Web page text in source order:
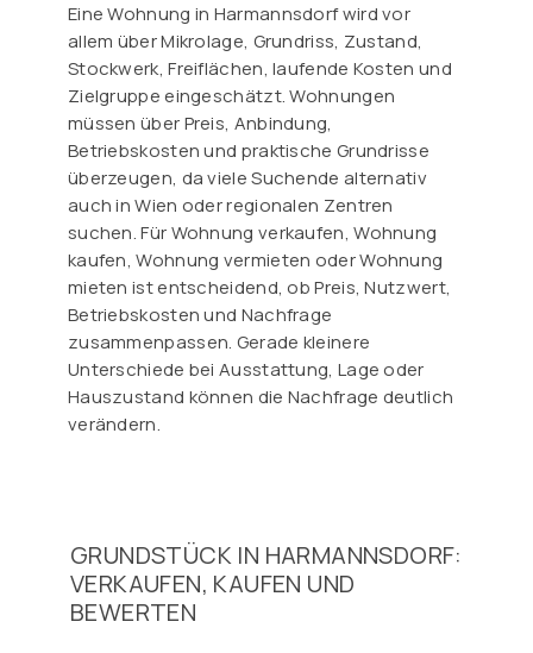
Eine Wohnung in Harmannsdorf wird vor
allem über Mikrolage, Grundriss, Zustand,
Stockwerk, Freiflächen, laufende Kosten und
Zielgruppe eingeschätzt. Wohnungen
müssen über Preis, Anbindung,
Betriebskosten und praktische Grundrisse
überzeugen, da viele Suchende alternativ
auch in Wien oder regionalen Zentren
suchen. Für Wohnung verkaufen, Wohnung
kaufen, Wohnung vermieten oder Wohnung
mieten ist entscheidend, ob Preis, Nutzwert,
Betriebskosten und Nachfrage
zusammenpassen. Gerade kleinere
Unterschiede bei Ausstattung, Lage oder
Hauszustand können die Nachfrage deutlich
verändern.
GRUNDSTÜCK IN HARMANNSDORF:
VERKAUFEN, KAUFEN UND
BEWERTEN